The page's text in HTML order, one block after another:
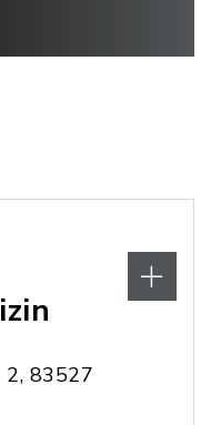
2, 83527